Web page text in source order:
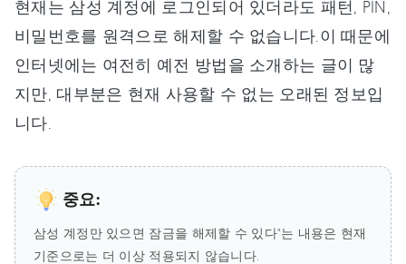
현재는 삼성 계정에 로그인되어 있더라도 패턴, PIN,
비밀번호를 원격으로 해제할 수 없습니다.이 때문에
인터넷에는 여전히 예전 방법을 소개하는 글이 많
지만, 대부분은 현재 사용할 수 없는 오래된 정보입
니다.
중요:
삼성 계정만 있으면 잠금을 해제할 수 있다"는 내용은 현재
기준으로는 더 이상 적용되지 않습니다.